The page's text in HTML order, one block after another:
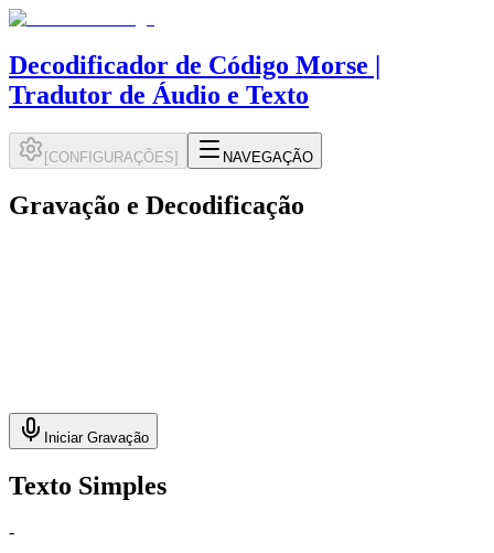
Decodificador de Código Morse |
Tradutor de Áudio e Texto
[CONFIGURAÇÕES] NAVEGAÇÃO
Gravação e Decodificação
Iniciar Gravação
Texto Simples
-